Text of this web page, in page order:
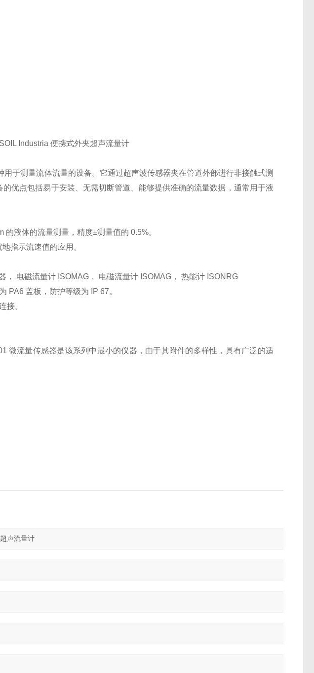
用于测量流体流量的设备。它通过超声波传感器夹在管道外部进行非接触式测
优点包括易于安装、无需切断管道、能够提供准确的流量数据，通常用于液
的液体的流量测量，精度±测量值的 0.5%。
指示流速值的应用。
， 电磁流量计 ISOMAG， 电磁流量计 ISOMAG， 热能计 ISONRG
PA6 盖板，防护等级为 IP 67。
接。
微流量传感器是该系列中最小的仪器，由于其附件的多样性，具有广泛的适